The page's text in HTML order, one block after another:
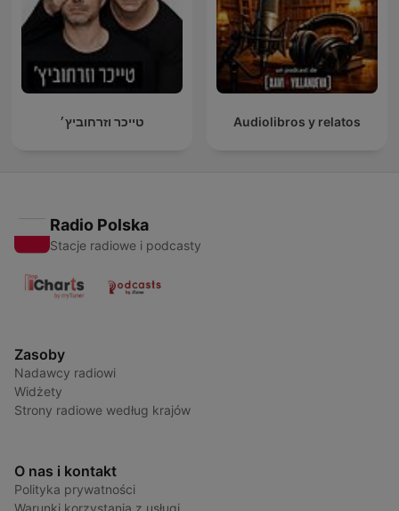
טייכר וזרחוביץ׳ Audiolibros y relatos
Radio Polska
Stacje radiowe i podcasty
Zasoby
Nadawcy radiowi
Widżety
Strony radiowe według krajów
O nas i kontakt
Polityka prywatności